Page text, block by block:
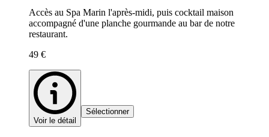
Accès au Spa Marin l'après-midi, puis cocktail maison
accompagné d'une planche gourmande au bar de notre
restaurant.
49 €
Voir le détail
Sélectionner